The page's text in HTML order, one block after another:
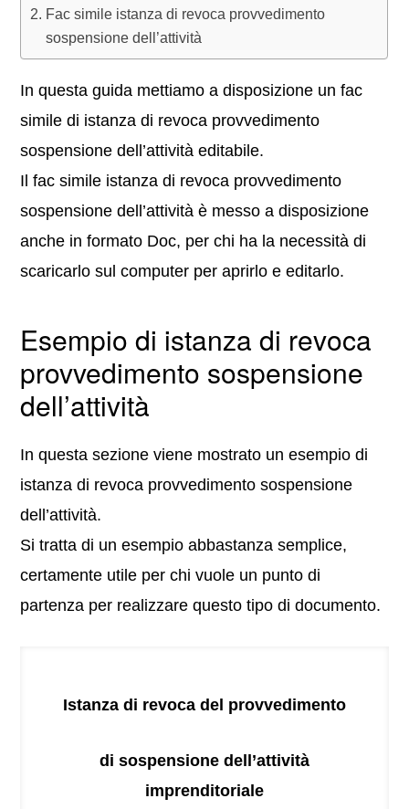
Fac simile istanza di revoca provvedimento
sospensione dell’attività
In questa guida mettiamo a disposizione un fac
simile di istanza di revoca provvedimento
sospensione dell’attività editabile.
Il fac simile istanza di revoca provvedimento
sospensione dell’attività è messo a disposizione
anche in formato Doc, per chi ha la necessità di
scaricarlo sul computer per aprirlo e editarlo.
Esempio di istanza di revoca
provvedimento sospensione
dell’attività
In questa sezione viene mostrato un esempio di
istanza di revoca provvedimento sospensione
dell’attività.
Si tratta di un esempio abbastanza semplice,
certamente utile per chi vuole un punto di
partenza per realizzare questo tipo di documento.
Istanza di revoca del provvedimento
di sospensione dell’attività
imprenditoriale